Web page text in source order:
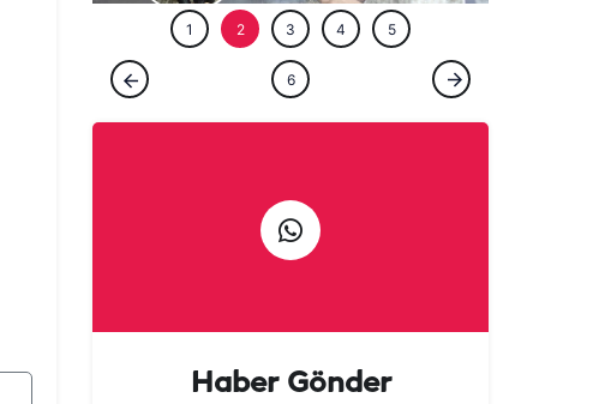
1 2 3 4 5
6
Haber Gönder